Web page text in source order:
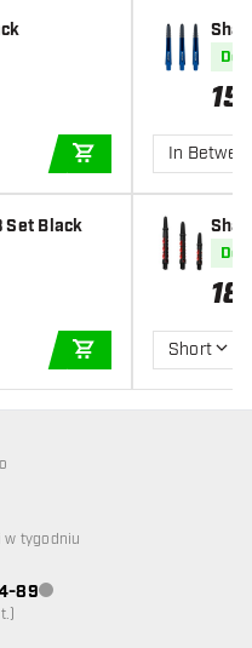
DODAJ DO
Set Black
DODAJ DO
15
In
18
Short
niedostępna
w tygodniu
89Obsługa klienta niedostępna